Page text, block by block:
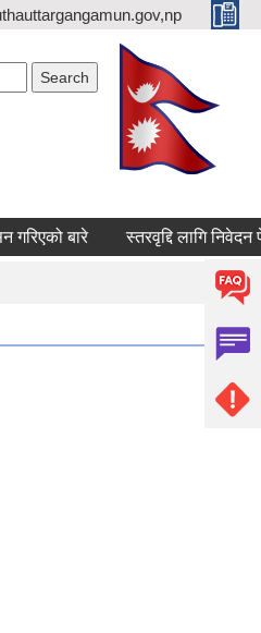
बारे स्तरवृद्दि लागि निवेदन पेस